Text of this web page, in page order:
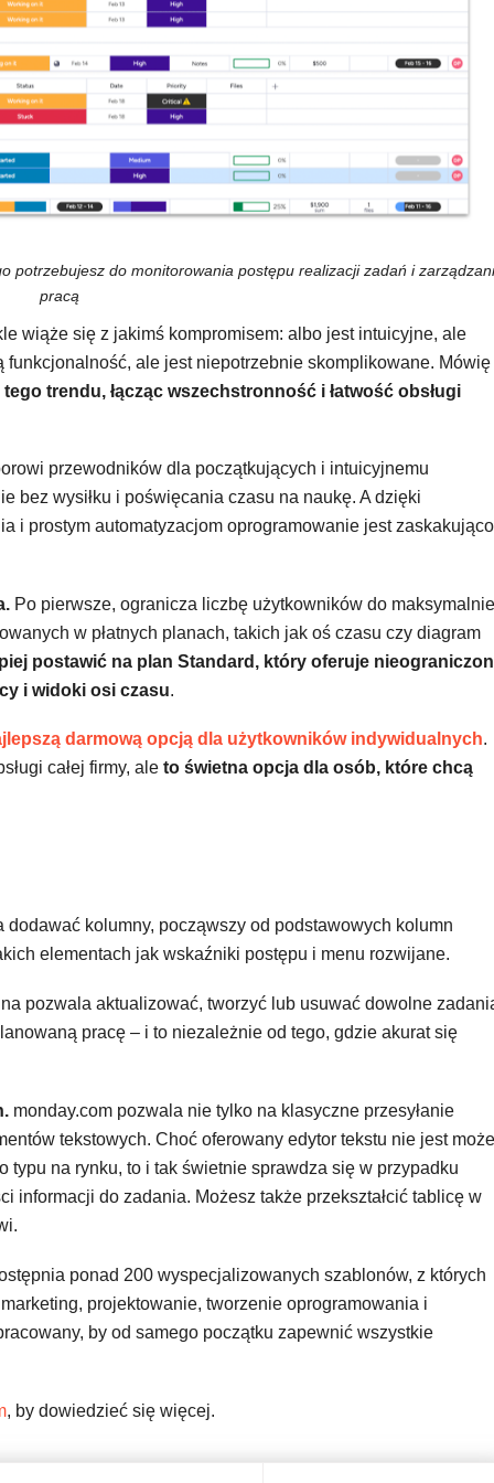
potrzebujesz do monitorowania postępu realizacji zadań i
pracą
wiąże się z jakimś kompromisem: albo jest intuicyjne, ale
ale jest niepotrzebnie skomplikowane. Mówię
trendu, łącząc wszechstronność i łatwość obsługi
przewodników dla początkujących i intuicyjnemu
bez wysiłku i poświęcania czasu na naukę. A dzięki
i prostym automatyzacjom oprogramowanie jest zaskakująco
Po pierwsze, ogranicza liczbę użytkowników do maksymalnie
w płatnych planach, takich jak oś czasu czy diagram
postawić na plan Standard, który oferuje
i widoki osi czasu.
darmową opcją dla użytkowników indywidualnych.
całej firmy, ale to świetna opcja dla osób, które chcą
dodawać kolumny, począwszy od podstawowych kolumn
elementach jak wskaźniki postępu i menu rozwijane.
pozwala aktualizować, tworzyć lub usuwać dowolne
pracę – i to niezależnie od tego, gdzie akurat się
monday.com pozwala nie tylko na klasyczne przesyłanie
tekstowych. Choć oferowany edytor tekstu nie jest może
na rynku, to i tak świetnie sprawdza się w przypadku
informacji do zadania. Możesz także przekształcić tablicę w
ponad 200 wyspecjalizowanych szablonów, z których
projektowanie, tworzenie oprogramowania i
by od samego początku zapewnić wszystkie
, by dowiedzieć się więcej.